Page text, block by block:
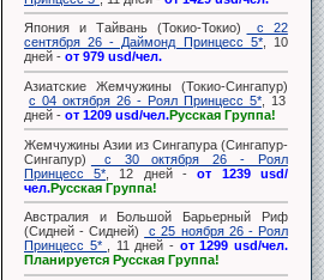
Япония и Тайвань (Токио-Токио)
с 22
сентября 26 - Даймонд Принцесс 5*, 10
дней - от 979 usd/чел.
Азиатские Жемчужины (Токио-Сингапур)
с 04 октября 26 - Роял Принцесс 5*, 13
дней - от 1209 usd/чел.Русская Группа!
Жемчужины Азии из Сингапура (Сингапур-
Сингапур)
с 30 октября 26 - Роял
Принцесс 5* , 12 дней -от 1239 usd/
чел.Русская Группа!
Австралия и Большой Барьерный Риф
(Сидней - Сидней)
с 25 ноября 26 - Роял
Принцесс 5*
, 11 дней - от 1299 usd/чел.
Планируется Русская Группа!